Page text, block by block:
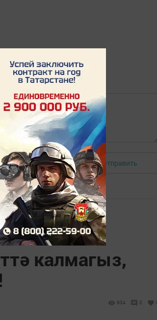
Авторизоваться Отправить
калмагыз,
934 0